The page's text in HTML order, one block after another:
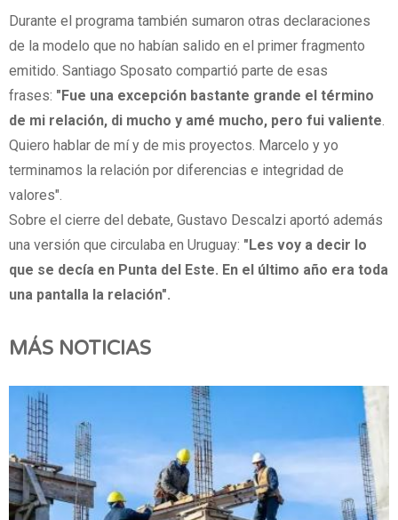
Durante el programa también sumaron otras declaraciones
de la modelo que no habían salido en el primer fragmento
emitido. Santiago Sposato compartió parte de esas
frases: "Fue una excepción bastante grande el término
de mi relación, di mucho y amé mucho, pero fui valiente.
Quiero hablar de mí y de mis proyectos. Marcelo y yo
terminamos la relación por diferencias e integridad de
valores".
Sobre el cierre del debate, Gustavo Descalzi aportó además
una versión que circulaba en Uruguay: "Les voy a decir lo
que se decía en Punta del Este. En el último año era toda
una pantalla la relación".
MÁS NOTICIAS